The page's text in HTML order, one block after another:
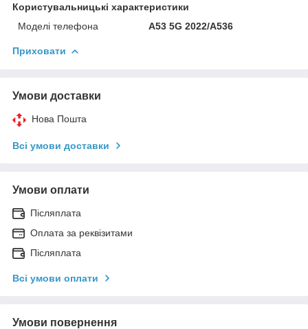
Користувальницькі характеристики
Моделі телефона
A53 5G 2022/A536
Приховати
Умови доставки
Нова Пошта
Всі умови доставки
Умови оплати
Післяплата
Оплата за реквізитами
Післяплата
Всі умови оплати
Умови повернення